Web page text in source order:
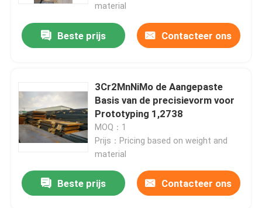
material
Beste prijs Contacteer ons
3Cr2MnNiMo de Aangepaste
Basis van de precisievorm voor
Prototyping 1,2738
MOQ：1
Prijs：Pricing based on weight and
material
Beste prijs Contacteer ons